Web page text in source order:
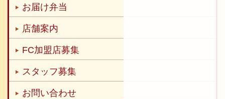
お届け弁当
店舗案内
FC加盟店募集
スタッフ募集
お問い合わせ